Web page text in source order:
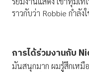
ราวกับว่า Robbie กำลัง
การได้ร่วมงานกับ
มันสนุกมาก ผมรู้สึกเหมื